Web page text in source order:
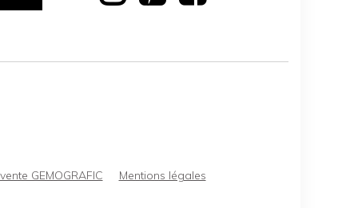
GEMOGRAFIC Mentions légales